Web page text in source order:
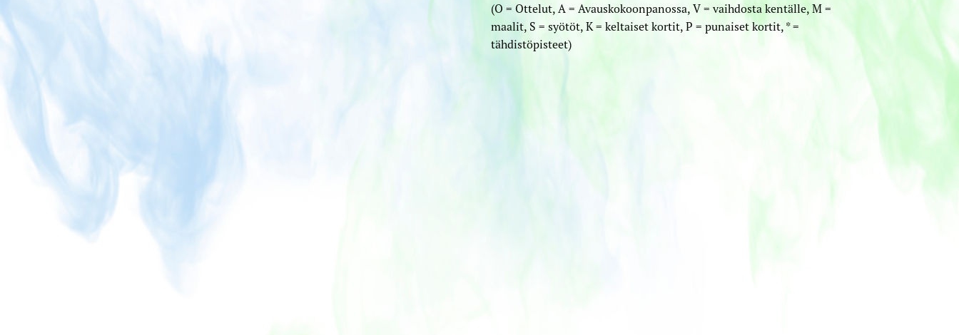
(O = Ottelut, A = Avaus­kokoon­panossa, V = vaihdosta kentälle, M =
maalit, S = syötöt, K = keltaiset kortit, P = punaiset kortit, * =
tähdistöpisteet)